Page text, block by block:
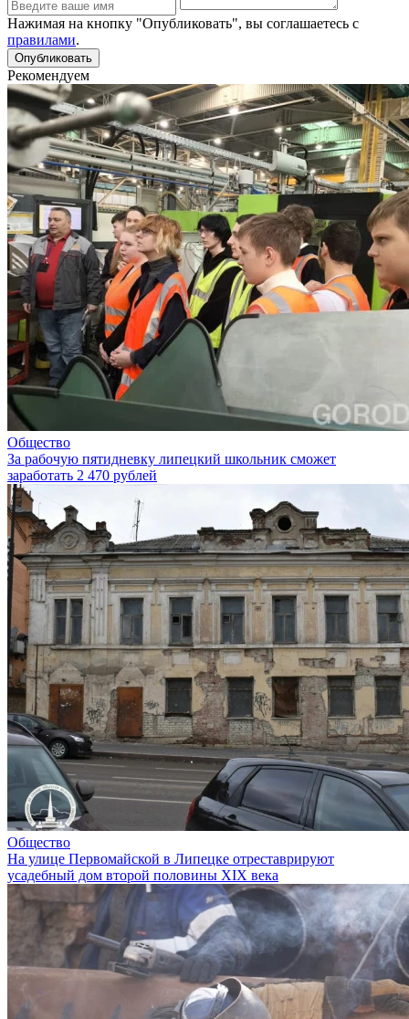
Нажимая на кнопку "Опубликовать", вы соглашаетесь с
правилами.
Рекомендуем
Общество
За рабочую пятидневку липецкий школьник сможет
заработать 2 470 рублей
Общество
На улице Первомайской в Липецке отреставрируют
усадебный дом второй половины XIX века